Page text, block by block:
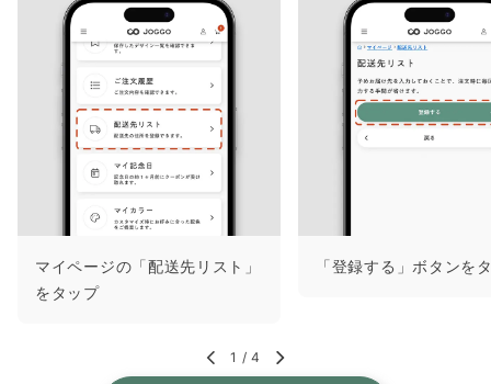
マイページの「配送先リスト」
をタップ
「登録する」ボタンを
1 / 4